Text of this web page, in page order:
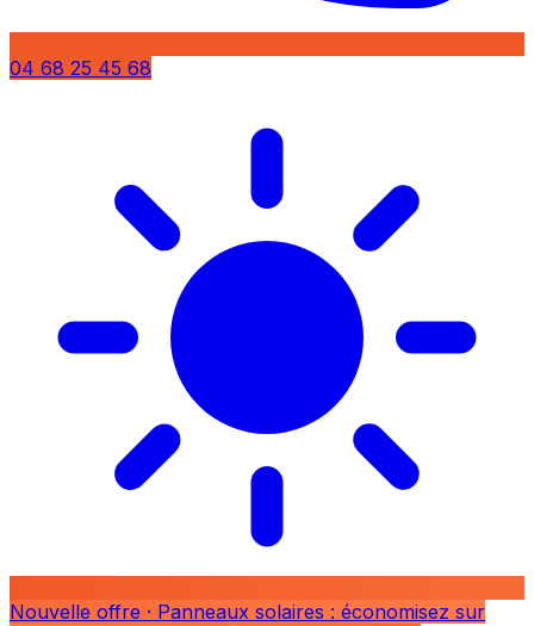
04 68 25 45 68
Nouvelle offre · Panneaux solaires : économisez sur